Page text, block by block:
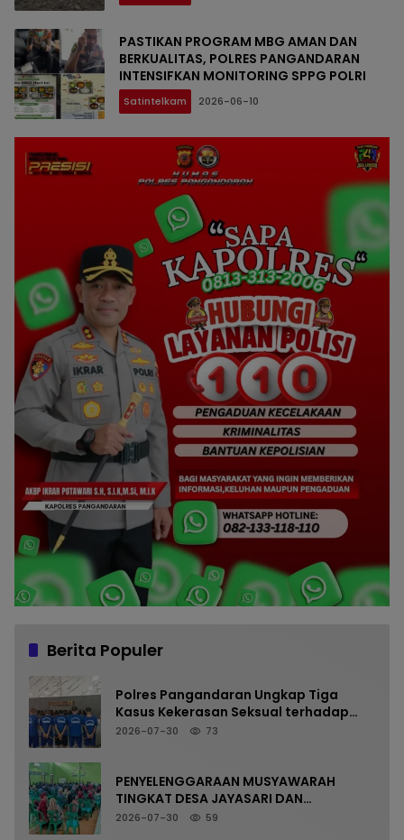
PASTIKAN PROGRAM MBG AMAN DAN
BERKUALITAS, POLRES PANGANDARAN
INTENSIFKAN MONITORING SPPG POLRI
Satintelkam 2026-06-10
Berita Populer
Polres Pangandaran Ungkap Tiga
Kasus Kekerasan Seksual terhadap
Anak, Tiga Tersangka Diamankan
2026-07-30 73
PENYELENGGARAAN MUSYAWARAH
TINGKAT DESA JAYASARI DAN
PENYAMPAIAN PROGRAM KKN
2026-07-30 59